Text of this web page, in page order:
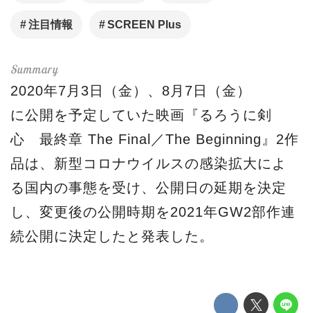
注目情報 SCREEN Plus
2020年7月3日（金）、8月7日（金）
に公開を予定していた映画『るろうに剣
心 最終章 The Final／The Beginning』2作
品は、新型コロナウイルスの感染拡大によ
る国内の事態を受け、公開日の延期を決定
し、変更後の公開時期を2021年GW2部作連
続公開に決定したと発表した。